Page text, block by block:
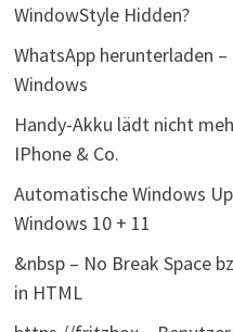
WindowStyle Hidden?
WhatsApp herunterladen
Windows
Handy-Akku lädt nicht
IPhone & Co.
Automatische Windows
Windows 10 + 11
&nbsp – No Break Space
in HTML